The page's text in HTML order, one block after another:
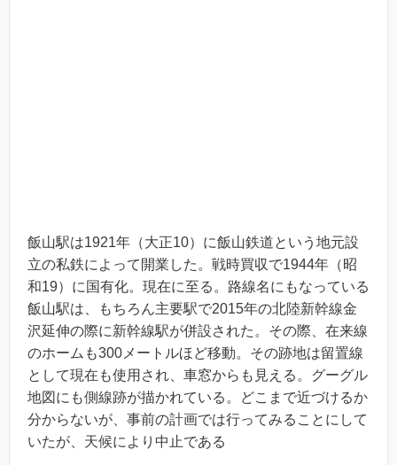
飯山駅は1921年（大正10）に飯山鉄道という地元設
立の私鉄によって開業した。戦時買収で1944年（昭
和19）に国有化。現在に至る。路線名にもなっている
飯山駅は、もちろん主要駅で2015年の北陸新幹線金
沢延伸の際に新幹線駅が併設された。その際、在来線
のホームも300メートルほど移動。その跡地は留置線
として現在も使用され、車窓からも見える。グーグル
地図にも側線跡が描かれている。どこまで近づけるか
分からないが、事前の計画では行ってみることにして
いたが、天候により中止である